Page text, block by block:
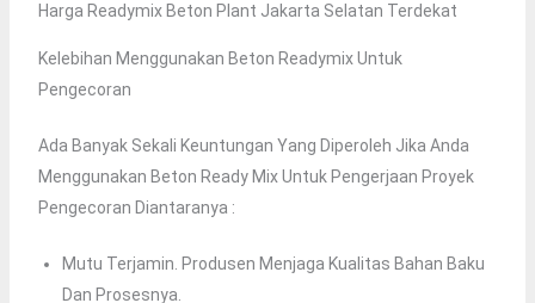
Harga Readymix Beton Plant Jakarta Selatan Terdekat
Kelebihan Menggunakan Beton Readymix Untuk
Pengecoran
Ada Banyak Sekali Keuntungan Yang Diperoleh Jika Anda
Menggunakan Beton Ready Mix Untuk Pengerjaan Proyek
Pengecoran Diantaranya :
Mutu Terjamin. Produsen Menjaga Kualitas Bahan Baku
Dan Prosesnya.